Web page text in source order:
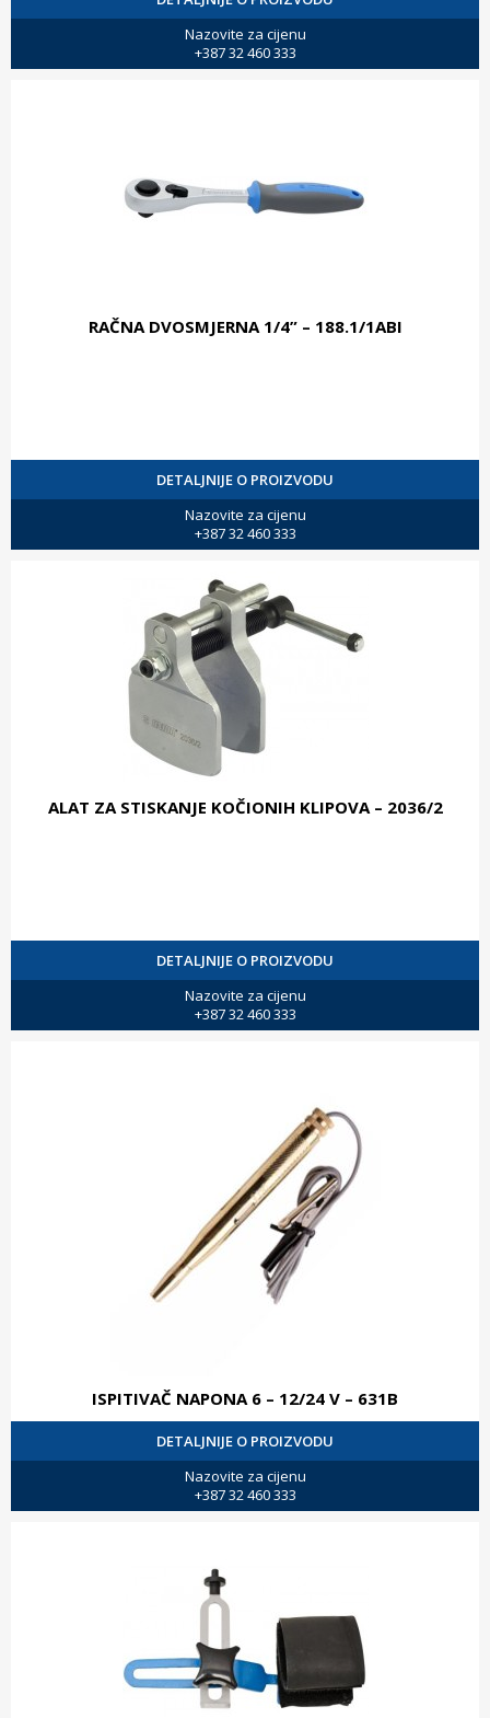
Nazovite za cijenu
+387 32 460 333
RAČNA DVOSMJERNA 1/4” – 188.1/1ABI
DETALJNIJE O PROIZVODU
Nazovite za cijenu
+387 32 460 333
ALAT ZA STISKANJE KOČIONIH KLIPOVA – 2036/2
DETALJNIJE O PROIZVODU
Nazovite za cijenu
+387 32 460 333
ISPITIVAČ NAPONA 6 – 12/24 V – 631B
DETALJNIJE O PROIZVODU
Nazovite za cijenu
+387 32 460 333